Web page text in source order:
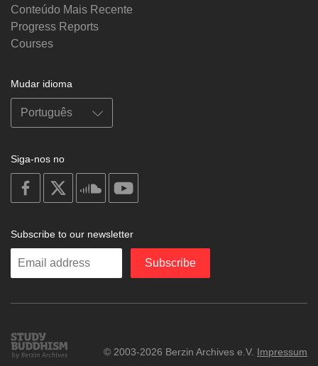
Conteúdo Mais Recente
Progress Reports
Courses
Mudar idioma
Siga-nos no
on
facebook
soundcloud
Subscribe to our newsletter
Enter
Subscribe
Study
Buddhism
© 2003-2026 Berzin Archives e.V. Impressum